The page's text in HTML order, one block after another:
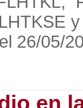
26/05/
en